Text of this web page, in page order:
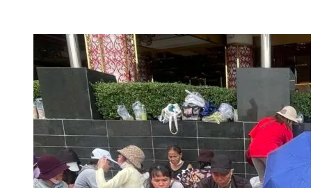
លោក នូ តៃ អាយុ ៦៣ឆ្នាំ អះអាងថា លោកបានអាស្រ័យ​ផលលើដី
ចំនួន ៣ហិកតា នៅភូមិគោកត្របែក ឃុំស្រឡៅ ស្រុកតាំងគោក ខេត្ត
កំពង់ធំ អស់រយៈពេលជាច្រើនឆ្នាំមកហើយ និងមិនដែលមានបញ្ហាអ្វី
ឡើយជាមួយអាជ្ញាធរមូលដ្ឋាន។ លុះដល់ឆ្នាំ២០២៣ លោកបញ្ជាក់ថា
អាជ្ញាធរស្រុកបានហាមឃាត់មិនឱ្យប្រជាពលរដ្ឋធ្វើស្រែឡើយ ដោយ
អះអាងប្រាប់ប្រជាពលរដ្ឋថា ដីស្រែចំនួន ២៣០ហិកតានោះ ជាដី
កម្មសិទ្ធិរបស់រដ្ឋ ស្ថិតក្នុងតំបន់អភិរក្ស (ហៅថាតំបន់៣)។ លោក
ថ្លែងថា៖ «មកនេះមានបំណងសុំដីនេះអាស្រ័យផលវិញទេ។ សុំតែ
ប៉ុណ្ណឹងទេ គ្រាន់តែអាស្រ័យផលចិញ្ចឹមជីវិតទៅមុខទៀត ព្រោះយើង